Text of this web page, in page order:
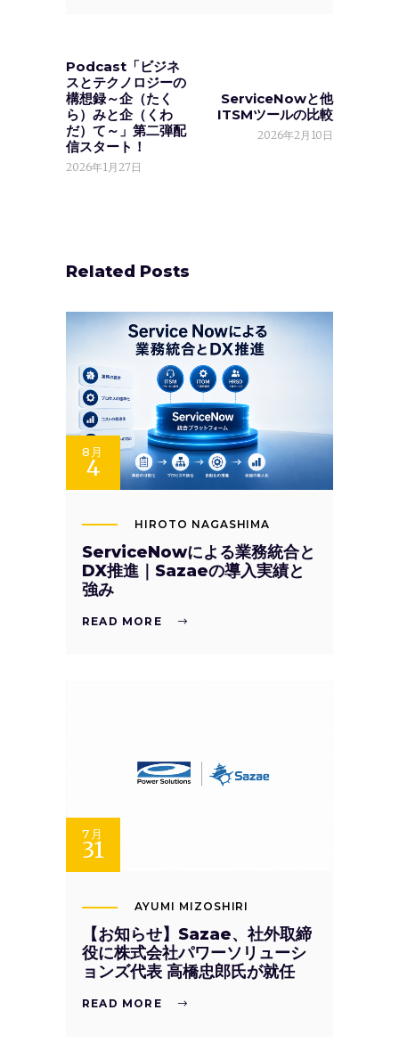
Podcast「ビジネ
スとテクノロジーの
構想録～企（たく
ら）みと企（くわ
だ）て～」第二弾配
信スタート！
2026年1月27日
ServiceNowと他
ITSMツールの比較
2026年2月10日
Related Posts
8月
4
HIROTO NAGASHIMA
ServiceNowによる業務統合と
DX推進｜Sazaeの導入実績と
強み
READ MORE
7月
31
AYUMI MIZOSHIRI
【お知らせ】Sazae、社外取締
役に株式会社パワーソリューシ
ョンズ代表 高橋忠郎氏が就任
READ MORE